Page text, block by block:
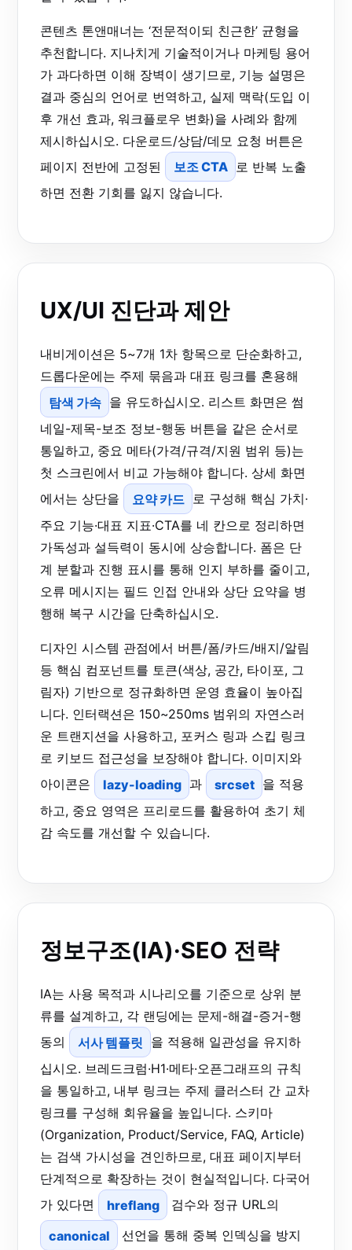
콘텐츠 톤앤매너는 ‘전문적이되 친근한’ 균형을
추천합니다. 지나치게 기술적이거나 마케팅 용어
가 과다하면 이해 장벽이 생기므로, 기능 설명은
결과 중심의 언어로 번역하고, 실제 맥락(도입 이
후 개선 효과, 워크플로우 변화)을 사례와 함께
제시하십시오. 다운로드/상담/데모 요청 버튼은
페이지 전반에 고정된
보조 CTA 로 반복 노출
하면 전환 기회를 잃지 않습니다.
UX/UI 진단과 제안
내비게이션은 5~7개 1차 항목으로 단순화하고,
드롭다운에는 주제 묶음과 대표 링크를 혼용해
탐색 가속 을 유도하십시오. 리스트 화면은 썸
네일-제목-보조 정보-행동 버튼을 같은 순서로
통일하고, 중요 메타(가격/규격/지원 범위 등)는
첫 스크린에서 비교 가능해야 합니다. 상세 화면
에서는 상단을
요약 카드 로 구성해 핵심 가치·
주요 기능·대표 지표·CTA를 네 칸으로 정리하면
가독성과 설득력이 동시에 상승합니다. 폼은 단
계 분할과 진행 표시를 통해 인지 부하를 줄이고,
오류 메시지는 필드 인접 안내와 상단 요약을 병
행해 복구 시간을 단축하십시오.
디자인 시스템 관점에서 버튼/폼/카드/배지/알림
등 핵심 컴포넌트를 토큰(색상, 공간, 타이포, 그
림자) 기반으로 정규화하면 운영 효율이 높아집
니다. 인터랙션은 150~250ms 범위의 자연스러
운 트랜지션을 사용하고, 포커스 링과 스킵 링크
로 키보드 접근성을 보장해야 합니다. 이미지와
아이콘은
lazy-loading 과 srcset 을 적용
하고, 중요 영역은 프리로드를 활용하여 초기 체
감 속도를 개선할 수 있습니다.
정보구조(IA)·SEO 전략
IA는 사용 목적과 시나리오를 기준으로 상위 분
류를 설계하고, 각 랜딩에는 문제-해결-증거-행
동의
서사 템플릿 을 적용해 일관성을 유지하
십시오. 브레드크럼·H1·메타·오픈그래프의 규칙
을 통일하고, 내부 링크는 주제 클러스터 간 교차
링크를 구성해 회유율을 높입니다. 스키마
(Organization, Product/Service, FAQ, Article)
는 검색 가시성을 견인하므로, 대표 페이지부터
단계적으로 확장하는 것이 현실적입니다. 다국어
가 있다면
hreflang
검수와 정규 URL의
canonical
선언을 통해 중복 인덱싱을 방지